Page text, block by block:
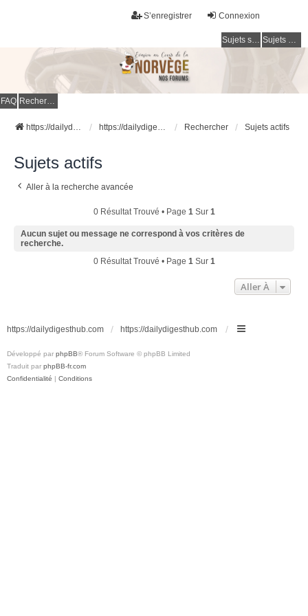
Connexion
S’enregistrer
Sujets sans réponse Sujets actifs
FAQ Rechercher
https://dailydigesthub.com https://dailydigesthub.com Rechercher Sujets actifs
Sujets actifs
Aller à la recherche avancée
0 Résultat Trouvé • Page 1Sur 1
Aucun sujet ou message ne correspond à vos critères de
recherche.
0 Résultat Trouvé • Page 1Sur 1
Aller À
https://dailydigesthub.com https://dailydigesthub.com
Développé par phpBB® Forum Software © phpBB Limited
Traduit par phpBB-fr.com
Confidentialité | Conditions